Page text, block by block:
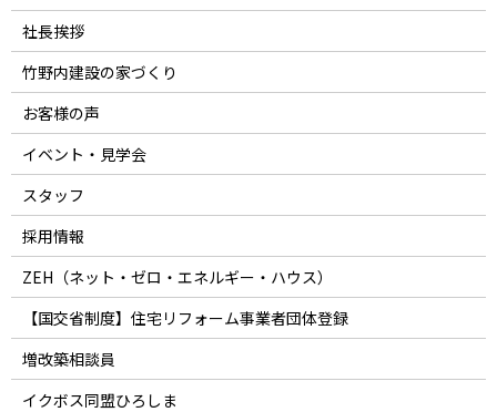
社長挨拶
竹野内建設の家づくり
お客様の声
イベント・見学会
スタッフ
採用情報
ZEH（ネット・ゼロ・エネルギー・ハウス）
【国交省制度】住宅リフォーム事業者団体登録
増改築相談員
イクボス同盟ひろしま